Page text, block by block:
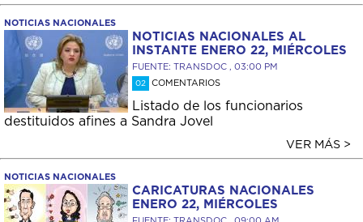
NOTICIAS NACIONALES
NOTICIAS NACIONALES AL
INSTANTE ENERO 22, MIÉRCOLES
FUENTE: TRANSDOC , 03:00 PM
02 COMENTARIOS
Listado de los funcionarios
destituidos afines a Sandra Jovel
VER MÁS >
NOTICIAS NACIONALES
CARICATURAS NACIONALES
ENERO 22, MIÉRCOLES